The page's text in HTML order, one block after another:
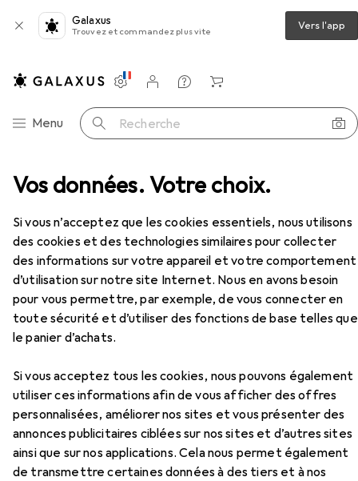
Vos données. Votre choix.
Si vous n’acceptez que les cookies essentiels, nous utilisons
des cookies et des technologies similaires pour collecter
des informations sur votre appareil et votre comportement
d’utilisation sur notre site Internet. Nous en avons besoin
pour vous permettre, par exemple, de vous connecter en
toute sécurité et d’utiliser des fonctions de base telles que
le panier d’achats.
Si vous acceptez tous les cookies, nous pouvons également
utiliser ces informations afin de vous afficher des offres
personnalisées, améliorer nos sites et vous présenter des
annonces publicitaires ciblées sur nos sites et d’autres sites
ainsi que sur nos applications. Cela nous permet également
de transmettre certaines données à des tiers et à nos
Galaxus
Trouvez et commandez plus vite Vers l'app
Navigation par catégorie
Menu Recherche
Paramètres
Compte client
Listes de comparaison
Listes d'envies
Panier
Préservatifs EXS Arôme de cola
EUR
24,04 EUR
0,24/1pcs
EXS Arôme de cola
100 pcs
Accessoires pour EXS Arôme de
cola
Ici, vous trouverez des accessoires compatibles avec le
produit EXS Arôme de cola de la catégorie Lubrifiant.